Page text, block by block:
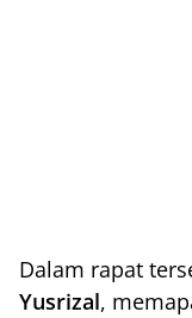
Dalam rapat
Yusrizal,